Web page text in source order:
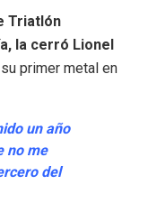
Triatlón
la cerró Lionel
primer metal en
un año
no me
del